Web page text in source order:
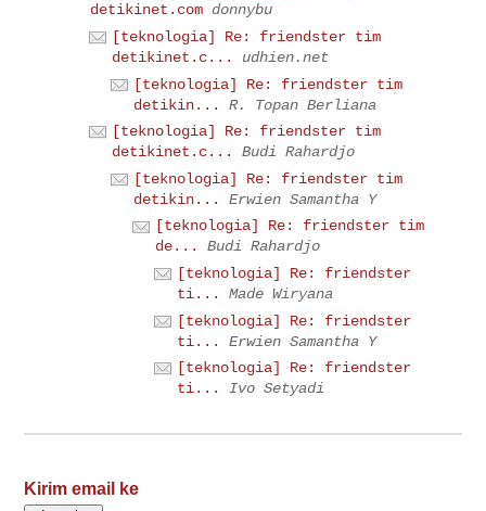
detikinet.com donnybu
[teknologia] Re: friendster tim
detikinet.c...
udhien.net
[teknologia] Re: friendster tim
detikin...
R. Topan Berliana
[teknologia] Re: friendster tim
detikinet.c...
Budi Rahardjo
[teknologia] Re: friendster tim
detikin...
Erwien Samantha Y
[teknologia] Re: friendster tim
de...
Budi Rahardjo
[teknologia] Re: friendster
ti...
Made Wiryana
[teknologia] Re: friendster
ti...
Erwien Samantha Y
[teknologia] Re: friendster
ti...
Ivo Setyadi
Kirim email ke